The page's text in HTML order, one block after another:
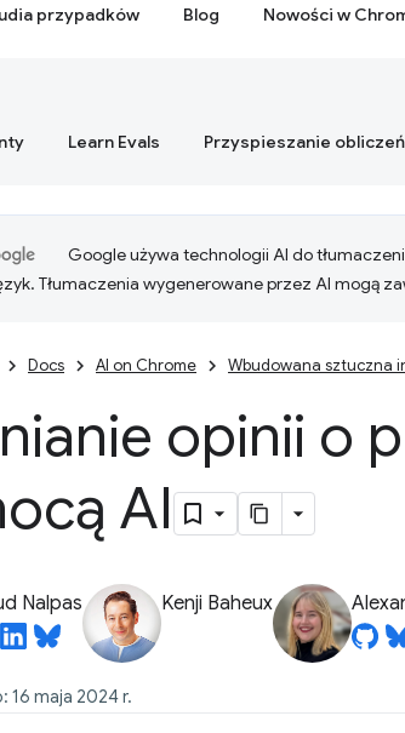
przypadków Blog Nowości w
Learn Evals Przyspieszanie obliczeń
Google używa technologii AI do
Tłumaczenia wygenerowane przez AI mogą
Docs AI on Chrome Wbudowana sztuczna
opinii o
AI
Nalpas Kenji Baheux
16 maja 2024 r.